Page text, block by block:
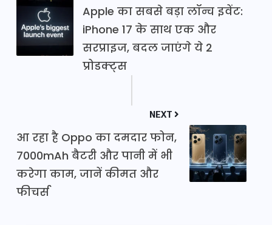
Apple का सबसे बड़ा लॉन्च इवेंट:
iPhone 17 के साथ एक और
सरप्राइज, बदल जाएंगे ये 2
प्रोडक्ट्स
NEXT
आ रहा है Oppo का दमदार फोन,
7000mAh बैटरी और पानी में भी
करेगा काम, जानें कीमत और
फीचर्स